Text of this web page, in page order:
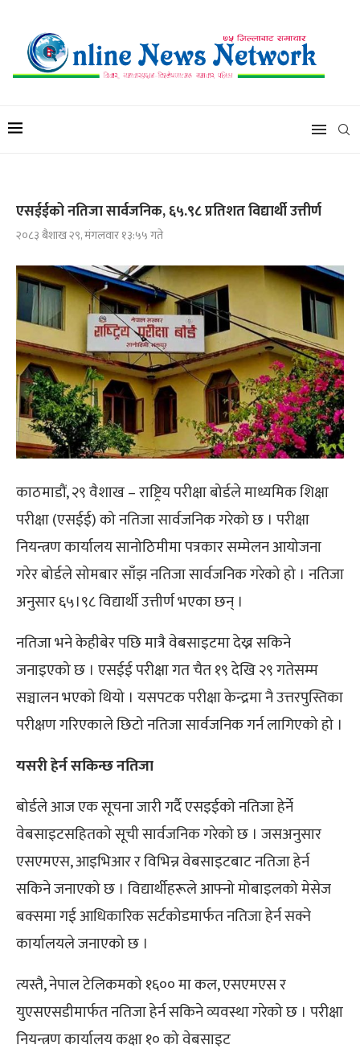
एसईईको नतिजा सार्वजनिक, ६५.९८ प्रतिशत विद्यार्थी उत्तीर्ण
२०८३ बैशाख २९, मंगलवार १३:५५ गते
काठमाडौं, २९ वैशाख – राष्ट्रिय परीक्षा बोर्डले माध्यमिक शिक्षा
परीक्षा (एसईई) को नतिजा सार्वजनिक गरेको छ । परीक्षा
नियन्त्रण कार्यालय सानोठिमीमा पत्रकार सम्मेलन आयोजना
गरेर बोर्डले सोमबार साँझ नतिजा सार्वजनिक गरेको हो । नतिजा
अनुसार ६५।९८ विद्यार्थी उत्तीर्ण भएका छन् ।
नतिजा भने केहीबेर पछि मात्रै वेबसाइटमा देख्न सकिने
जनाइएको छ । एसईई परीक्षा गत चैत १९ देखि २९ गतेसम्म
सञ्चालन भएको थियो । यसपटक परीक्षा केन्द्रमा नै उत्तरपुस्तिका
परीक्षण गरिएकाले छिटो नतिजा सार्वजनिक गर्न लागिएको हो ।
यसरी हेर्न सकिन्छ नतिजा
बोर्डले आज एक सूचना जारी गर्दै एसइईको नतिजा हेर्ने
वेबसाइटसहितको सूची सार्वजनिक गरेको छ । जसअनुसार
एसएमएस, आइभिआर र विभिन्न वेबसाइटबाट नतिजा हेर्न
सकिने जनाएको छ । विद्यार्थीहरूले आफ्नो मोबाइलको मेसेज
बक्समा गई आधिकारिक सर्टकोडमार्फत नतिजा हेर्न सक्ने
कार्यालयले जनाएको छ ।
त्यस्तै, नेपाल टेलिकमको १६०० मा कल, एसएमएस र
युएसएसडीमार्फत नतिजा हेर्न सकिने व्यवस्था गरेको छ । परीक्षा
नियन्त्रण कार्यालय कक्षा १० को वेबसाइट